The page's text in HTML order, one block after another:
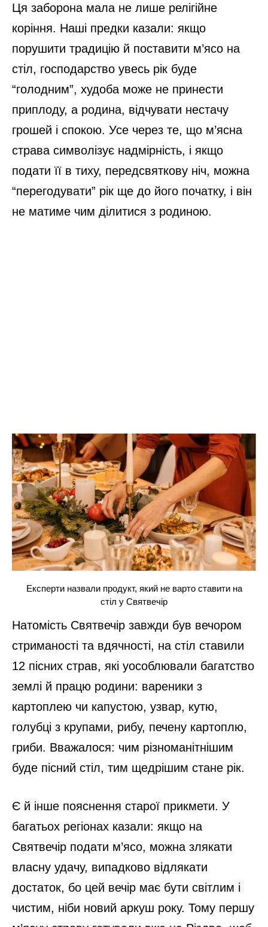
Ця заборона мала не лише релігійне
коріння. Наші предки казали: якщо
порушити традицію й поставити м’ясо на
стіл, господарство увесь рік буде
“голодним”, худоба може не принести
приплоду, а родина, відчувати нестачу
грошей і спокою. Усе через те, що м’ясна
страва символізує надмірність, і якщо
подати її в тиху, передсвяткову ніч, можна
“перегодувати” рік ще до його початку, і він
не матиме чим ділитися з родиною.
Експерти назвали продукт, який не варто ставити на
стіл у Святвечір
Натомість Святвечір завжди був вечором
стриманості та вдячності, на стіл ставили
12 пісних страв, які уособлювали багатство
землі й працю родини: вареники з
картоплею чи капустою, узвар, кутю,
голубці з крупами, рибу, печену картоплю,
гриби. Вважалося: чим різноманітнішим
буде пісний стіл, тим щедрішим стане рік.
Є й інше пояснення старої прикмети. У
багатьох регіонах казали: якщо на
Святвечір подати м’ясо, можна злякати
власну удачу, випадково відлякати
достаток, бо цей вечір має бути світлим і
чистим, ніби новий аркуш року. Тому першу